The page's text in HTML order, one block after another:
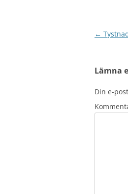
←
Lämna
Din e-